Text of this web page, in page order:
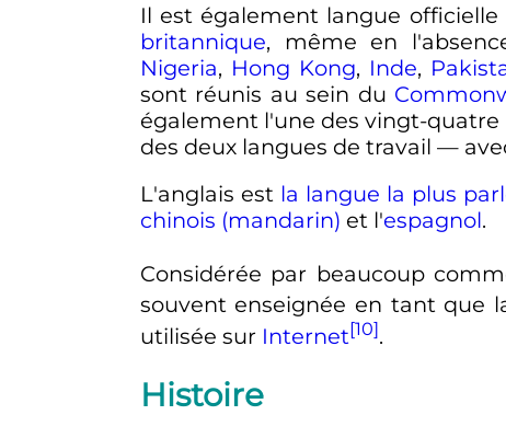
Il est également langue
britannique, même en
Nigeria, Hong Kong, Inde,
sont réunis au sein du
également l'une des vingt-quatre
des deux langues de travail —
L'anglais est la langue la plus
chinois (mandarin) et l'espagnol.
Considérée par beaucoup
souvent enseignée en tant que
utilisée sur Internet[10].
Histoire